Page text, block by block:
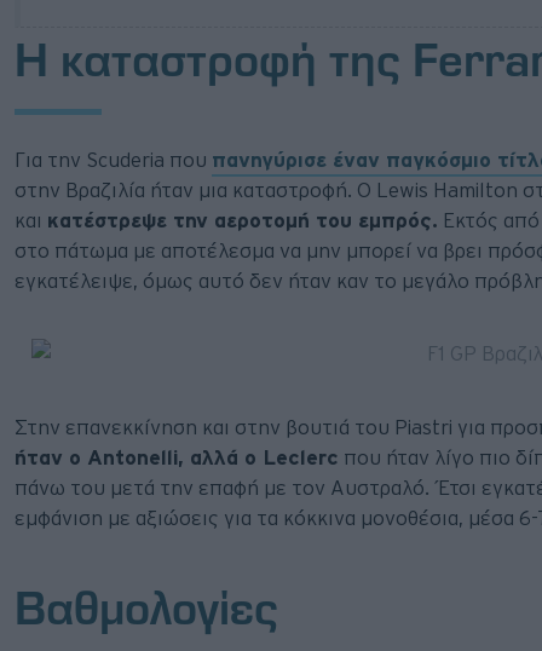
Η καταστροφή της
Για την Scuderia που πανηγύρισε έναν παγκόσμιο
στην Βραζιλία ήταν μια καταστροφή. Ο Lewis Hamilton
και κατέστρεψε την αεροτομή του εμπρός. Εκτός
στο πάτωμα με αποτέλεσμα να μην μπορεί να βρει
εγκατέλειψε, όμως αυτό δεν ήταν καν το μεγάλο
Στην επανεκκίνηση και στην βουτιά του Piastri για
ήταν ο Antonelli, αλλά ο Leclerc που ήταν λίγο πιο
πάνω του μετά την επαφή με τον Αυστραλό. Έτσι
εμφάνιση με αξιώσεις για τα κόκκινα μονοθέσια, μέσα
Βαθμολογίες